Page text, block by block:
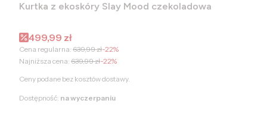
Kurtka z ekoskóry Slay Mood czekoladowa
Cena promocyjna
499,99 zł
Cena regularna: 639,99 zł-22%
Najniższa cena: 639,99 zł-22%
Ceny podane bez kosztów dostawy.
Dostępność: na wyczerpaniu